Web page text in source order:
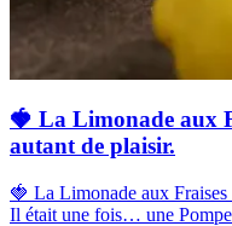
🍓 La Limonade aux
autant de plaisir.
🍓 La Limonade aux
Il était une fois… une